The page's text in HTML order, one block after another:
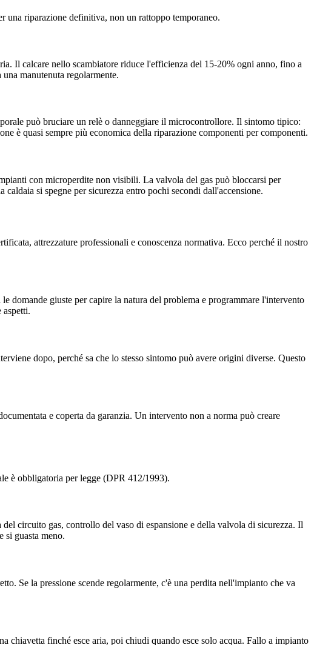
una riparazione definitiva, non un rattoppo temporaneo.
Il calcare nello scambiatore riduce l'efficienza del 15-20% ogni anno, fino a
manutenuta regolarmente.
può bruciare un relè o danneggiare il microcontrollore. Il sintomo tipico:
è quasi sempre più economica della riparazione componenti per componenti.
con microperdite non visibili. La valvola del gas può bloccarsi per
si spegne per sicurezza entro pochi secondi dall'accensione.
attrezzature professionali e conoscenza normativa. Ecco perché il nostro
domande giuste per capire la natura del problema e programmare l'intervento
dopo, perché sa che lo stesso sintomo può avere origini diverse. Questo
e coperta da garanzia. Un intervento non a norma può creare
è obbligatoria per legge (DPR 412/1993).
circuito gas, controllo del vaso di espansione e della valvola di sicurezza. Il
si guasta meno.
Se la pressione scende regolarmente, c'è una perdita nell'impianto che va
finché esce aria, poi chiudi quando esce solo acqua. Fallo a impianto